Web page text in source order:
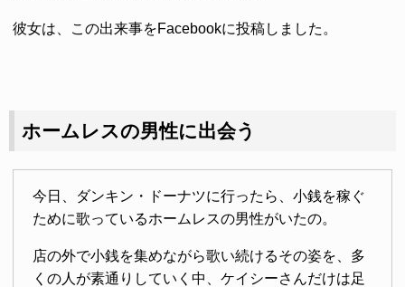
彼女は、この出来事をFacebookに投稿しました。
ホームレスの男性に出会う
今日、ダンキン・ドーナツに行ったら、小銭を稼ぐ
ために歌っているホームレスの男性がいたの。
店の外で小銭を集めながら歌い続けるその姿を、多
くの人が素通りしていく中、ケイシーさんだけは足